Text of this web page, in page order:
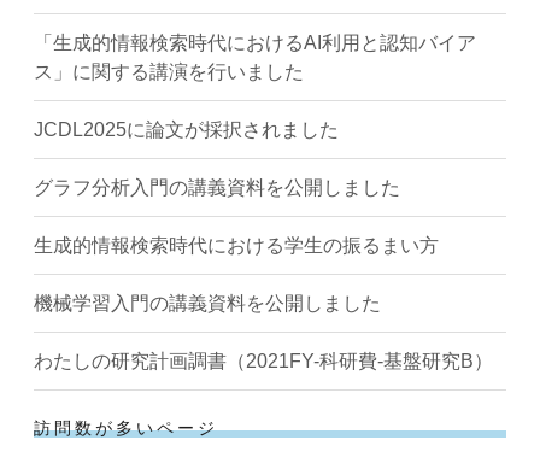
「生成的情報検索時代におけるAI利用と認知バイア
ス」に関する講演を行いました
JCDL2025に論文が採択されました
グラフ分析入門の講義資料を公開しました
生成的情報検索時代における学生の振るまい方
機械学習入門の講義資料を公開しました
わたしの研究計画調書（2021FY-科研費-基盤研究B）
訪問数が多いページ